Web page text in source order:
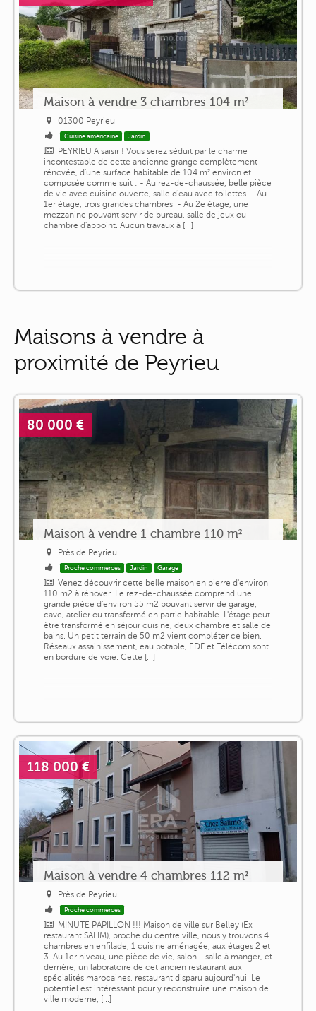
Maison à vendre 3 chambres 104 m²
01300 Peyrieu
Cuisine américaine Jardin
PEYRIEU A saisir ! Vous serez séduit par le charme
incontestable de cette ancienne grange complètement
rénovée, d'une surface habitable de 104 m² environ et
composée comme suit : - Au rez-de-chaussée, belle pièce
de vie avec cuisine ouverte, salle d'eau avec toilettes. - Au
1er étage, trois grandes chambres. - Au 2e étage, une
mezzanine pouvant servir de bureau, salle de jeux ou
chambre d'appoint. Aucun travaux à [...]
Maisons à vendre à
proximité de Peyrieu
80 000 €
Maison à vendre 1 chambre 110 m²
Près de Peyrieu
Proche commerces Jardin Garage
Venez découvrir cette belle maison en pierre d'environ
110 m2 à rénover. Le rez-de-chaussée comprend une
grande pièce d'environ 55 m2 pouvant servir de garage,
cave, atelier ou transformé en partie habitable. L'étage peut
être transformé en séjour cuisine, deux chambre et salle de
bains. Un petit terrain de 50 m2 vient compléter ce bien.
Réseaux assainissement, eau potable, EDF et Télécom sont
en bordure de voie. Cette [...]
118 000 €
Maison à vendre 4 chambres 112 m²
Près de Peyrieu
Proche commerces
MINUTE PAPILLON !!! Maison de ville sur Belley (Ex
restaurant SALIM), proche du centre ville, nous y trouvons 4
chambres en enfilade, 1 cuisine aménagée, aux étages 2 et
3. Au 1er niveau, une pièce de vie, salon - salle à manger, et
derrière, un laboratoire de cet ancien restaurant aux
spécialités marocaines, restaurant disparu aujourd'hui. Le
potentiel est intéressant pour y reconstruire une maison de
ville moderne, [...]